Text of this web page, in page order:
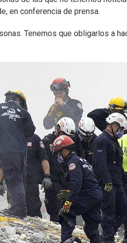
en conferencia de prensa.
Tenemos que obligarlos a